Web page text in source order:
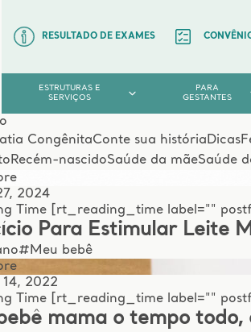
RESULTADO DE EXAMES
ESTRUTURAS E
SERVIÇOS
PARA
GESTANTES
CongênitaConte sua história Dicas
Recém-nascidoSaúde da mãeSaúde
2024
[rt_reading_time label=""
Para Estimular Leite
#Meu bebê
2022
[rt_reading_time label=""
mama o tempo